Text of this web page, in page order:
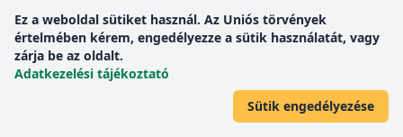
1988
50.Paragh, G. Kovács, É.
Varga, Z.
Az LDL metabolizmus
vizsgálata II típusú diabetes mellitusban
Ez a weboldal sütiket használ. Az Uniós törvények
értelmében kérem, engedélyezze a sütik használatát, vagy
zárja be az oldalt.
Adatkezelési tájékoztató
Sütik engedélyezése